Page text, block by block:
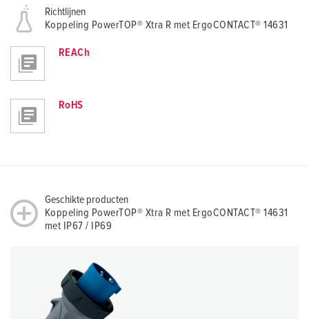
Richtlijnen
Koppeling PowerTOP® Xtra R met ErgoCONTACT® 14631
REACh
RoHS
Geschikte producten
Koppeling PowerTOP® Xtra R met ErgoCONTACT® 14631
met IP67 / IP69